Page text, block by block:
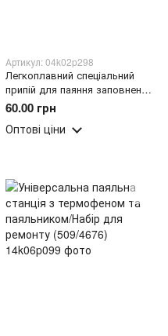
Артикул: 04k02p298
Легкоплавний спеціальний
припій для паяння заповненим
флюсом ПІС 63, 1.5мм,
котушка 70г (YAB)
60.00 грн
Оптові ціни